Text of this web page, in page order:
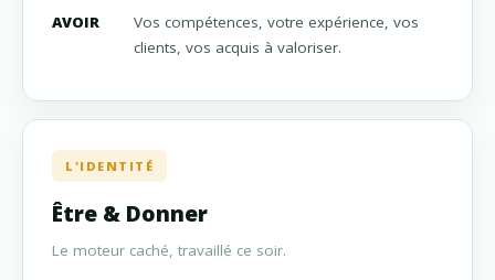
AVOIR
Vos compétences, votre expérience, vos
clients, vos acquis à valoriser.
L'IDENTITÉ
Être & Donner
Le moteur caché, travaillé ce soir.